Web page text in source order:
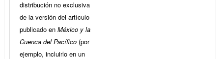
distribución no exclusiva
de la versión del artículo
publicado en México y la
Cuenca del Pacífico (por
ejemplo, incluirlo en un